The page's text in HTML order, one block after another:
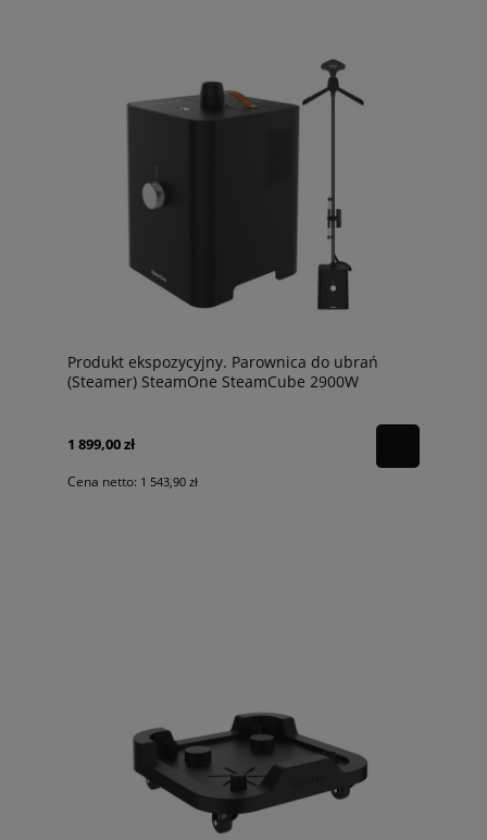
Produkt ekspozycyjny. Parownica do ubrań
(Steamer) SteamOne SteamCube 2900W
1 899,00 zł
Cena netto: 1 543,90 zł